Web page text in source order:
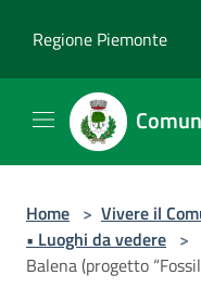
Regione Piemonte
Home > Vivere il
• Luoghi da vedere >
Balena (progetto